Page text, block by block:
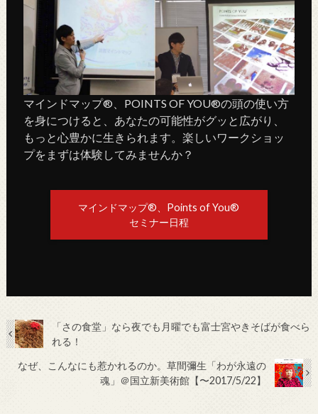
マインドマップ®、POINTS OF YOU®の頭の使い方
を身につけると、あなたの可能性がグッと広がり、
もっと心豊かに生きられます。楽しいワークショッ
プをまずは体験してみませんか？
マインドマップ®、Points of You®
セミナー日程
「さの食堂」なら夜でも月曜でも富士宮やきそばが食べら
れる！
なぜ、こんなにも惹かれるのか。草間彌生「わが永遠の
魂」＠国立新美術館【〜2017/5/22】